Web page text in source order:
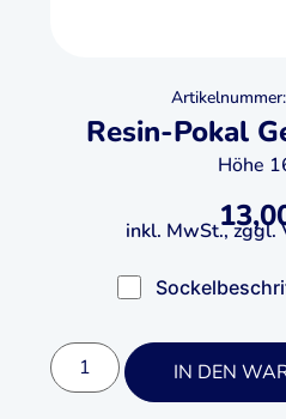
Resin-Pokal
Höhe
inkl. MwSt., zggl.
IN DEN